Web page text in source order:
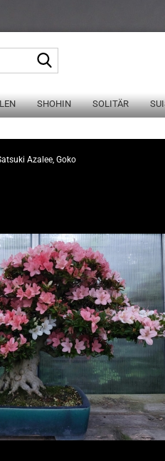
SHOHIN SOLITÄR
Azalee, Goko